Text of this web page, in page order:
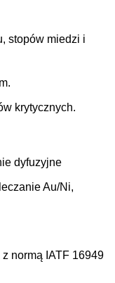
stopów miedzi i
krytycznych.
dyfuzyjne
Au/Ni,
normą IATF 16949